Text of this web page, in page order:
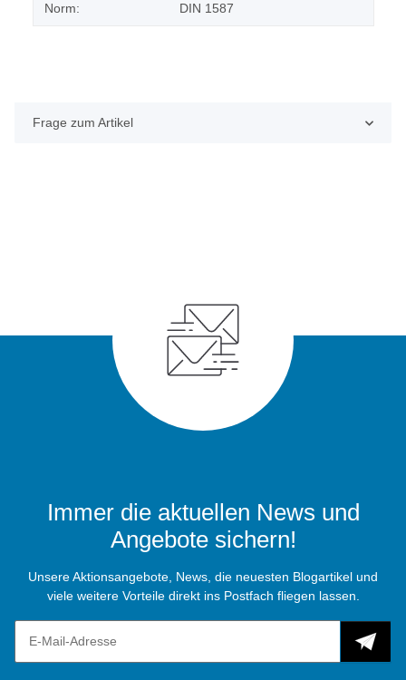
Norm: DIN 1587
Frage zum Artikel
Immer die aktuellen News und
Angebote sichern!
Unsere Aktionsangebote, News, die neuesten Blogartikel und
viele weitere Vorteile direkt ins Postfach fliegen lassen.